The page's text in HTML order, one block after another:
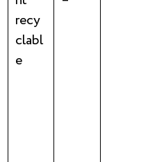
recy
clabl
e